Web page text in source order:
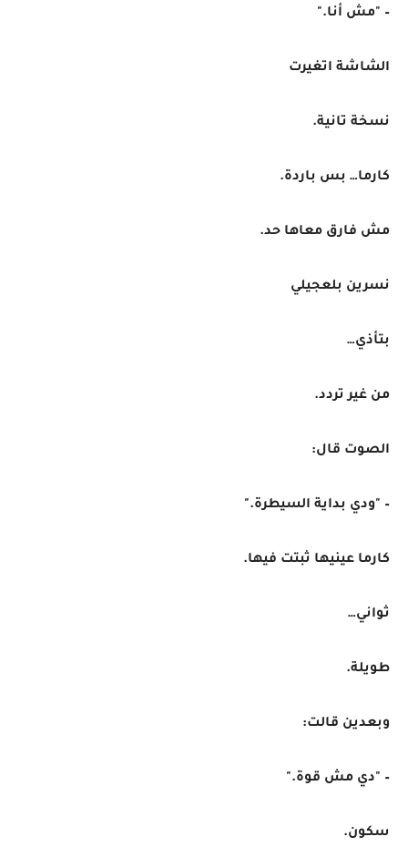
– "مش أنا."
الشاشة اتغيرت
نسخة تانية.
كارما… بس باردة.
مش فارق معاها حد.
نسرين بلعجيلي
بتأذي…
من غير تردد.
الصوت قال:
– "ودي بداية السيطرة."
كارما عينيها ثبتت فيها.
ثواني…
طويلة.
وبعدين قالت:
– "دي مش قوة."
سكون.